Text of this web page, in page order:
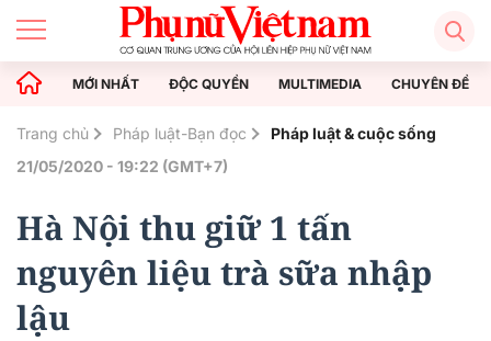
MỚI NHẤT ĐỘC QUYỀN MULTIMEDIA CHUYÊN ĐỀ
Trang chủ Pháp luật-Bạn đọc
Pháp luật & cuộc sống
21/05/2020 - 19:22 (GMT+7)
Hà Nội thu giữ 1 tấn
nguyên liệu trà sữa nhập
lậu